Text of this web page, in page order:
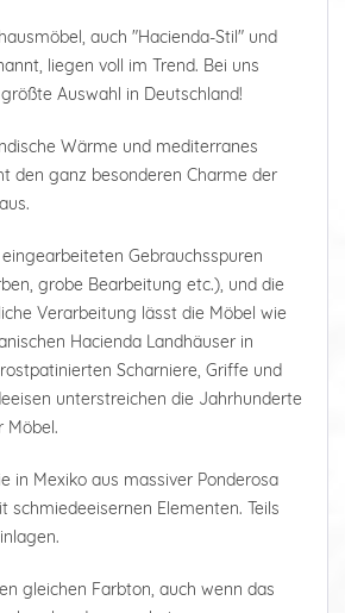
auch "Hacienda-Stil" und
liegen voll im Trend. Bei uns
Auswahl in Deutschland!
Wärme und mediterranes
den ganz besonderen Charme der
Gebrauchsspuren
grobe Bearbeitung etc.), und die
Verarbeitung lässt die Möbel wie
Hacienda Landhäuser in
Scharniere, Griffe und
unterstreichen die Jahrhunderte
Möbel.
in Mexiko aus massiver Ponderosa
schmiedeeisernen Elementen. Teils
gleichen Farbton, auch wenn das